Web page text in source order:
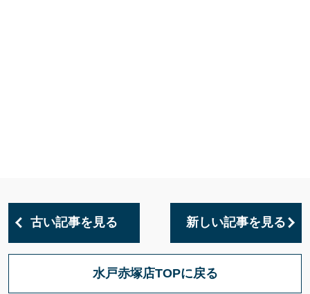
古い記事を見る 新しい記事を見る
水戸赤塚店TOPに戻る